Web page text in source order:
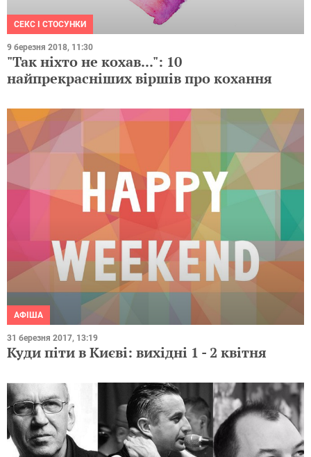
СЕКС І СТОСУНКИ
9 березня 2018, 11:30
"Так ніхто не кохав...": 10
найпрекрасніших віршів про кохання
АФІША
31 березня 2017, 13:19
Куди піти в Києві: вихідні 1 - 2 квітня